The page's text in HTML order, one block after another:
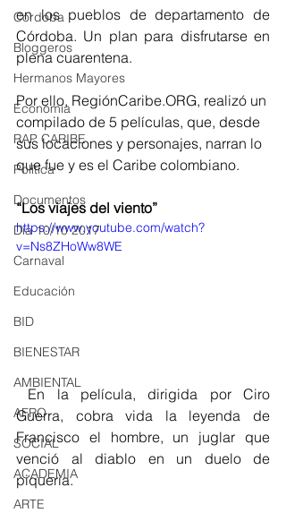
Córdoba
Bloggeros
Hermanos Mayores
Economía
RAP CARIBE
Política
Documentos
Día 10/10 2017
Carnaval
Educación
BID
BIENESTAR
AMBIENTAL
AFRO
SOCIAL
ACADEMIA
ARTE
en los pueblos de departamento de
Córdoba. Un plan para disfrutarse en
plena cuarentena.
Por ello, RegiónCaribe.ORG, realizó un
compilado de 5 películas, que, desde
sus locaciones y personajes, narran lo
que fue y es el Caribe colombiano.
“Los viajes del viento”
https://www.youtube.com/watch?
v=Ns8ZHoWw8WE
Guerra, cobra vida la leyenda de
Francisco el hombre, un juglar que
venció al diablo en un duelo de
piqueria.